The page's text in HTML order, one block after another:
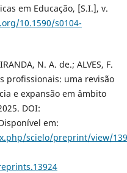
em Educação, [S.I.], v.
10.1590/s0104-
N. A. de.; ALVES, F.
profissionais: uma revisão
e expansão em âmbito
DOI:
em:
scielo/preprint/view/